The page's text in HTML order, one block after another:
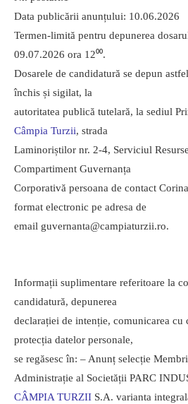
Data publicării anunțului: 10.06.2026
Termen-limită pentru depunerea
09.07.2026 ora 12⁰⁰.
Dosarele de candidatură se depun
închis și sigilat, la
autoritatea publică tutelară, la sediul
Câmpia Turzii, strada
Laminoriștilor nr. 2-4, Serviciul
Compartiment Guvernanța
Corporativă persoana de contact
format electronic pe adresa de
email guvernanta@campiaturzii.ro.
Informații suplimentare referitoare la
candidatură, depunerea
declarației de intenție, comunicarea cu
protecția datelor personale,
se regăsesc în: – Anunț selecție
Administrație al Societății PARC
CÂMPIA TURZII S.A. varianta